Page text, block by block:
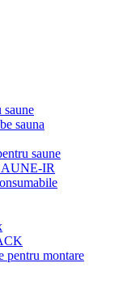
saune
sauna
saune
IR
pentru montare